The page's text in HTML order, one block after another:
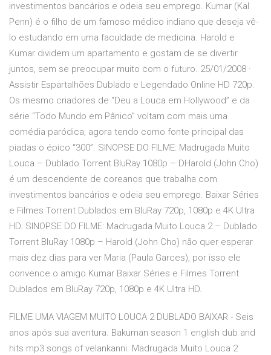
investimentos bancários e odeia seu emprego. Kumar (Kal
Penn) é o filho de um famoso médico indiano que deseja vê-
lo estudando em uma faculdade de medicina. Harold e
Kumar dividem um apartamento e gostam de se divertir
juntos, sem se preocupar muito com o futuro. 25/01/2008 ·
Assistir Espartalhões Dublado e Legendado Online HD 720p.
Os mesmo criadores de “Deu a Louca em Hollywood” e da
série “Todo Mundo em Pânico” voltam com mais uma
comédia paródica, agora tendo como fonte principal das
piadas o épico “300”. SINOPSE DO FILME: Madrugada Muito
Louca – Dublado Torrent BluRay 1080p – DHarold (John Cho)
é um descendente de coreanos que trabalha com
investimentos bancários e odeia seu emprego. Baixar Séries
e Filmes Torrent Dublados em BluRay 720p, 1080p e 4K Ultra
HD. SINOPSE DO FILME: Madrugada Muito Louca 2 – Dublado
Torrent BluRay 1080p – Harold (John Cho) não quer esperar
mais dez dias para ver Maria (Paula Garces), por isso ele
convence o amigo Kumar Baixar Séries e Filmes Torrent
Dublados em BluRay 720p, 1080p e 4K Ultra HD.
FILME UMA VIAGEM MUITO LOUCA 2 DUBLADO BAIXAR - Seis
anos após sua aventura. Bakuman season 1 english dub and
hits mp3 songs of velankanni. Madrugada Muito Louca 2